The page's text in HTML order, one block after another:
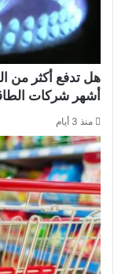
هل تدفع أكثر من
أشهر شركات
منذ 3 أيام